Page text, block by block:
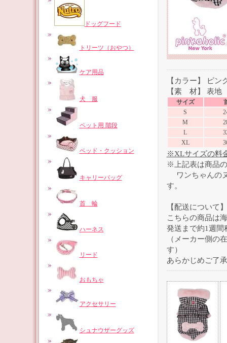
ドッグフード
トリーツ（おやつ）
ケア用品
犬 服
ペット用 階段
ベッド・クッション
キャリーバッグ
首 輪
ハーネス
リード
おもちゃ
アクセサリー
シュナウザーグッズ
【カラー】 ピン
【素 材】 表地
サイズ
S
M
L
XL
※XLサイズの料
※上記表は商品
ワンちゃんの
す。
【配送について】
こちらの商品は
発送まで約1週間
（メーカー側の
す）
あらかじめご了